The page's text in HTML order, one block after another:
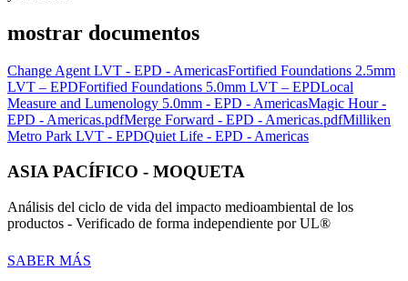
mostrar documentos
Change Agent LVT - EPD - AmericasFortified Foundations 2.5mm
LVT – EPDFortified Foundations 5.0mm LVT – EPDLocal
Measure and Lumenology 5.0mm - EPD - AmericasMagic Hour -
EPD - Americas.pdfMerge Forward - EPD - Americas.pdfMilliken
Metro Park LVT - EPDQuiet Life - EPD - Americas
ASIA PACÍFICO - MOQUETA
Análisis del ciclo de vida del impacto medioambiental de los
productos - Verificado de forma independiente por UL®
SABER MÁS